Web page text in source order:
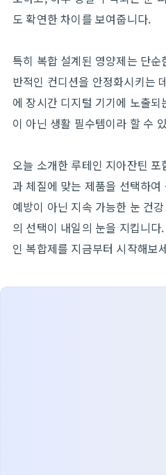
도 확연한 차이를 보여줍니다.
특히 복합 설계된 영양제는 단
반적인 컨디션을 안정화시키는
에 장시간 디지털 기기에 노출
이 아닌 생활 필수템이라 할 수
오늘 소개한 루테인 지아잔틴
과 체질에 맞는 제품을 선택하
예방이 아닌 지속 가능한 눈 건
의 선택이 내일의 눈을 지킵니
인 복합제를 지금부터 시작해보